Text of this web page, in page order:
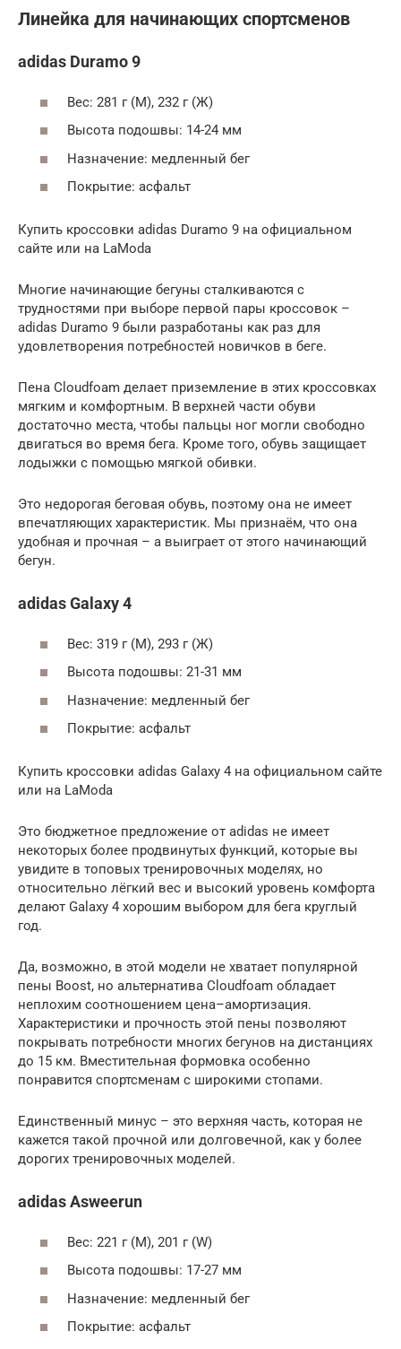
Линейка для начинающих спортсменов
adidas Duramo 9
Вес: 281 г (М), 232 г (Ж)
Высота подошвы: 14-24 мм
Назначение: медленный бег
Покрытие: асфальт
Купить кроссовки adidas Duramo 9 на официальном
сайте или на LaModa
Многие начинающие бегуны сталкиваются с
трудностями при выборе первой пары кроссовок –
adidas Duramo 9 были разработаны как раз для
удовлетворения потребностей новичков в беге.
Пена Cloudfoam делает приземление в этих кроссовках
мягким и комфортным. В верхней части обуви
достаточно места, чтобы пальцы ног могли свободно
двигаться во время бега. Кроме того, обувь защищает
лодыжки с помощью мягкой обивки.
Это недорогая беговая обувь, поэтому она не имеет
впечатляющих характеристик. Мы признаём, что она
удобная и прочная – а выиграет от этого начинающий
бегун.
adidas Galaxy 4
Вес: 319 г (М), 293 г (Ж)
Высота подошвы: 21-31 мм
Назначение: медленный бег
Покрытие: асфальт
Купить кроссовки adidas Galaxy 4 на официальном сайте
или на LaModa
Это бюджетное предложение от adidas не имеет
некоторых более продвинутых функций, которые вы
увидите в топовых тренировочных моделях, но
относительно лёгкий вес и высокий уровень комфорта
делают Galaxy 4 хорошим выбором для бега круглый
год.
Да, возможно, в этой модели не хватает популярной
пены Boost, но альтернатива Cloudfoam обладает
неплохим соотношением цена–амортизация.
Характеристики и прочность этой пены позволяют
покрывать потребности многих бегунов на дистанциях
до 15 км. Вместительная формовка особенно
понравится спортсменам с широкими стопами.
Единственный минус – это верхняя часть, которая не
кажется такой прочной или долговечной, как у более
дорогих тренировочных моделей.
adidas Asweerun
Вес: 221 г (М), 201 г (W)
Высота подошвы: 17-27 мм
Назначение: медленный бег
Покрытие: асфальт